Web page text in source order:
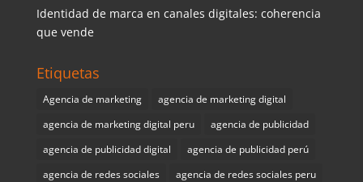
Identidad de marca en canales digitales: coherencia
que vende
Etiquetas
Agencia de marketing
agencia de marketing digital
agencia de marketing digital peru
agencia de publicidad
agencia de publicidad digital
agencia de publicidad perú
agencia de redes sociales
agencia de redes sociales peru